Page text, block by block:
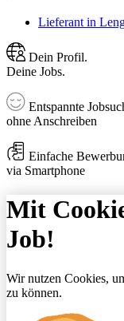
Lieferant in
Dein Profil.
Deine Jobs.
Entspannte
ohne Anschreiben
Einfache
via Smartphone
Mit
Job!
Wir nutzen Cookies,
zu können.